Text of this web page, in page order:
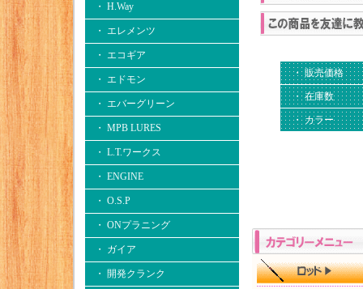
・ H.Way
・ エレメンツ
・ エコギア
・ エドモン
・ エバーグリーン
・ MPB LURES
・ L.T.ワークス
・ ENGINE
・ O.S.P
・ ONプラニング
・ ガイア
・ 開発クランク
・ 販売価格
・ 在庫数
・ カラー